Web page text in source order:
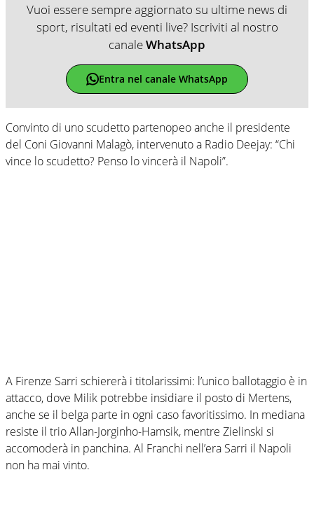
Vuoi essere sempre aggiornato su ultime news di
sport, risultati ed eventi live? Iscriviti al nostro
canaleWhatsApp
Entra nel canale WhatsApp
Convinto di uno scudetto partenopeo anche il presidente
del Coni Giovanni Malagò, intervenuto a Radio Deejay: “Chi
vince lo scudetto? Penso lo vincerà il Napoli”.
A Firenze Sarri schiererà i titolarissimi: l’unico ballotaggio è in
attacco, dove Milik potrebbe insidiare il posto di Mertens,
anche se il belga parte in ogni caso favoritissimo. In mediana
resiste il trio Allan-Jorginho-Hamsik, mentre Zielinski si
accomoderà in panchina. Al Franchi nell’era Sarri il Napoli
non ha mai vinto.